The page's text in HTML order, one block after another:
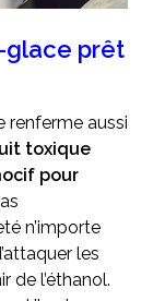
glace prêt
renferme aussi
toxique
pour
n’importe
les
de l’éthanol.